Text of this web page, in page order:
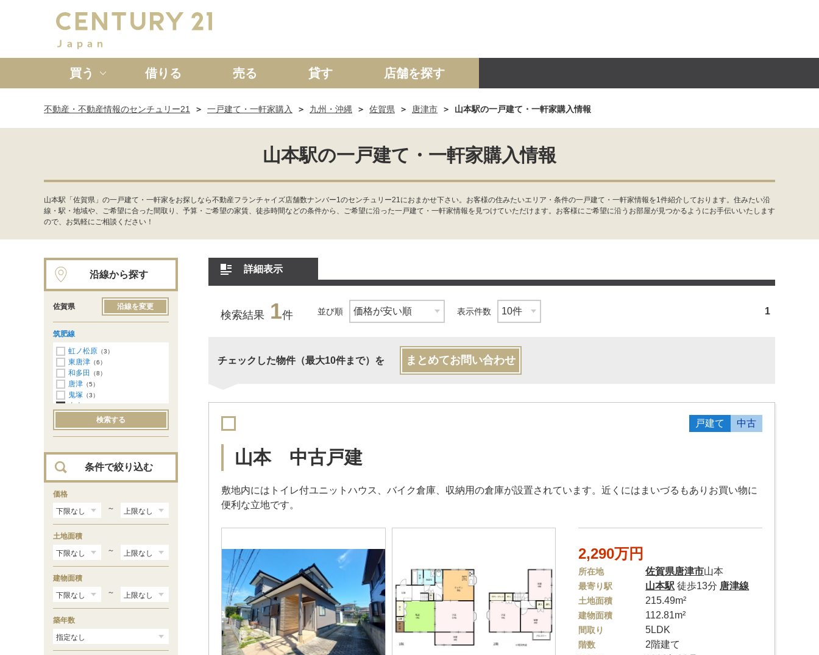
買う
新築一戸建て 中古一戸建て マンション 土地 事業投資用
借りる 売る 貸す 店舗を探す
不動産・不動産情報のセンチュリー21 一戸建て・一軒家購入 九州・沖縄 佐賀県 唐津市 山本駅の一戸建て・一軒家購入情報
山本駅の一戸建て・一軒家購入情報
山本駅「佐賀県」の一戸建て・一軒家をお探しなら不動産フランチャイズ店舗数ナンバー1のセンチュリー21におまかせ下さい。お客様の住みたいエリア・条件の一戸建て・一軒家情報を1件紹介しております。住みたい沿
線・駅・地域や、ご希望に合った間取り、予算・ご希望の家賃、徒歩時間などの条件から、ご希望に沿った一戸建て・一軒家情報を見つけていただけます。お客様にご希望に沿うお部屋が見つかるようにお手伝いいたします
ので、お気軽にご相談ください！
詳細表示
検索結果 1件 並び順 表示件数 1
チェックした物件（最大10件まで）を まとめてお問い合わせ
戸建て 中古
山本 中古戸建
敷地内にはトイレ付ユニットハウス、バイク倉庫、収納用の倉庫が設置されています。近くにはまいづるもありお買い物に
便利な立地です。
2,290万円
所在地 佐賀県唐津市山本
最寄り駅 山本駅 徒歩13分 唐津線
土地面積 215.49m²
建物面積 112.81m²
間取り 5LDK
階数 2階建て
沿線から探す
佐賀県 沿線を変更
筑肥線
虹ノ松原 （3）
東唐津 （6）
和多田 （8）
唐津 （5）
鬼塚 （3）
山本
検索する
条件で絞り込む
価格
～
土地面積
～
建物面積
～
築年数